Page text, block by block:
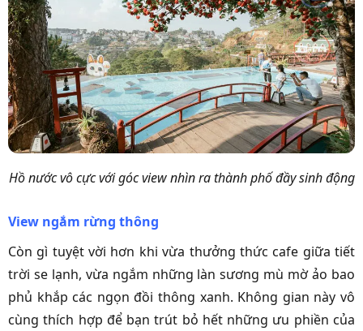
Hồ nước vô cực với góc view nhìn ra thành phố đầy sinh động
View ngắm rừng thông
Còn gì tuyệt vời hơn khi vừa thưởng thức cafe giữa tiết
trời se lạnh, vừa ngắm những làn sương mù mờ ảo bao
phủ khắp các ngọn đồi thông xanh. Không gian này vô
cùng thích hợp để bạn trút bỏ hết những ưu phiền của